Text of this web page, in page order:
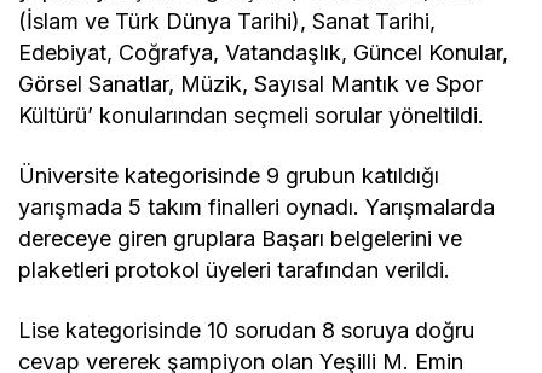
(İslam ve Türk Dünya Tarihi), Sanat Tarihi,
Edebiyat, Coğrafya, Vatandaşlık, Güncel Konular,
Görsel Sanatlar, Müzik, Sayısal Mantık ve Spor
Kültürü’ konularından seçmeli sorular yöneltildi.
Üniversite kategorisinde 9 grubun katıldığı
yarışmada 5 takım finalleri oynadı. Yarışmalarda
dereceye giren gruplara Başarı belgelerini ve
plaketleri protokol üyeleri tarafından verildi.
Lise kategorisinde 10 sorudan 8 soruya doğru
cevap vererek şampiyon olan Yeşilli M. Emin